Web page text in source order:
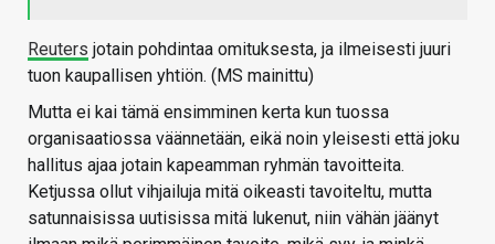
Reuters jotain pohdintaa omituksesta, ja ilmeisesti juuri
tuon kaupallisen yhtiön. (MS mainittu)
Mutta ei kai tämä ensimminen kerta kun tuossa
organisaatiossa väännetään, eikä noin yleisesti että joku
hallitus ajaa jotain kapeamman ryhmän tavoitteita.
Ketjussa ollut vihjailuja mitä oikeasti tavoiteltu, mutta
satunnaisissa uutisissa mitä lukenut, niin vähän jäänyt